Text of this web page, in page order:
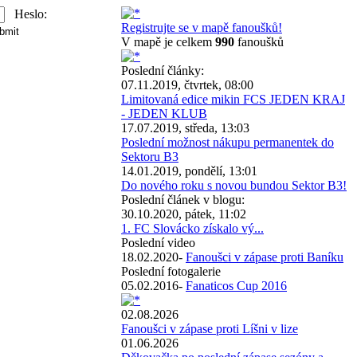
Heslo:
Registrujte se v mapě fanoušků!
V mapě je celkem 990 fanoušků
Poslední články:
07.11.2019, čtvrtek, 08:00
Limitovaná edice mikin FCS JEDEN KRAJ
- JEDEN KLUB
17.07.2019, středa, 13:03
Poslední možnost nákupu permanentek do
Sektoru B3
14.01.2019, pondělí, 13:01
Do nového roku s novou bundou Sektor B3!
Poslední článek v blogu:
30.10.2020, pátek, 11:02
1. FC Slovácko získalo vý...
Poslední video
18.02.2020- Fanoušci v zápase proti Baníku
Poslední fotogalerie
05.02.2016- Fanaticos Cup 2016
02.08.2026
Fanoušci v zápase proti Líšni v lize
01.06.2026